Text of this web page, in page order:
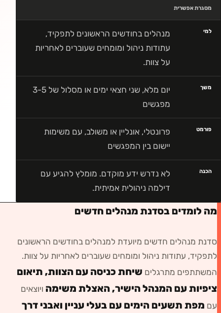
מסגרת אפשרית
למי
מנהלים בחודשים הראשונים לתפקיד,
עתודות ניהול ומומחים שעוברים לאחריות
על צוות.
משך
יום מלא, שני חצאי ימים או מסלול של 3-5
מפגשים
פורמט
פרונטלי, אונליין או משולב, עם משימות
יישום בין המפגשים
הכנה
לא נדרש ידע מוקדם. מומלץ להגיע עם
דילמה ניהולית אמיתית.
מה לומדים בסדנת מנהלים חדשים
סדנת מנהלים חדשים מיועדת למנהלים בחודשים הראשונים
לתפקיד, עתודות ניהול ומומחים שעוברים לאחריות על צוות.
המשתתפים מתרגלים שיחת כניסה עם הצוות, תיאום
ציפיות עם המנהל הישיר, האצלת משימה ויוצאים
עם מפת תשעים הימים עם בעלי עניין ואבני דרך